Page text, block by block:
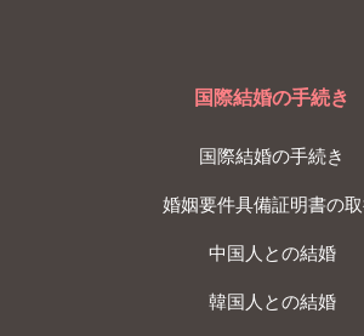
国際結婚の手続き
国際結婚の手続き
婚姻要件具備証明書の
中国人との結婚
韓国人との結婚